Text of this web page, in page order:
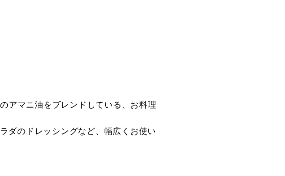
アマニ油をブレンドしている、お料理
ダのドレッシングなど、幅広くお使い